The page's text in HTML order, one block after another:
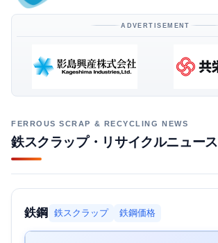
ADVERTISEMENT
鉄スクラップ・リサイクルニュース
鉄鋼 鉄スクラップ 鉄鋼価格